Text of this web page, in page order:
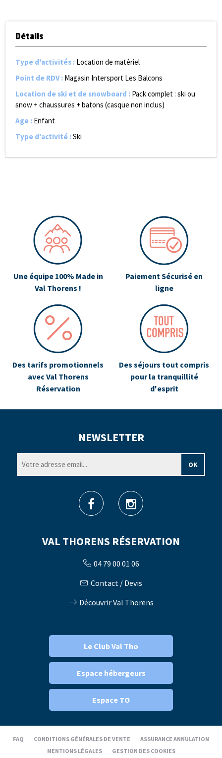
Détails
Type d'activités : Location de matériel
Point de RDV: Magasin Intersport Les Balcons
Location de ski et de snowboard : Pack complet : ski ou
snow + chaussures + batons (casque non inclus)
Age : Enfant
Type d'activité :Ski
Une équipe 100% Made in
Val Thorens !
Paiement Sécurisé en
ligne
Des tarifs promotionnels
avec Val Thorens
Réservation
Des séjours tout compris
pour la tranquillité
d'esprit
VAL THORENS RÉSERVATION
04 79 00 01 06
Contact / Devis
Découvrir Val Thorens
NEWSLETTER
Le Club Val Tho
Espace hébergeurs
Espace TO
FAQ CONDITIONS GÉNÉRALES DE VENTE
ASSURANCE ANNULATION
MENTIONS LÉGALES
GESTION DES COOKIES